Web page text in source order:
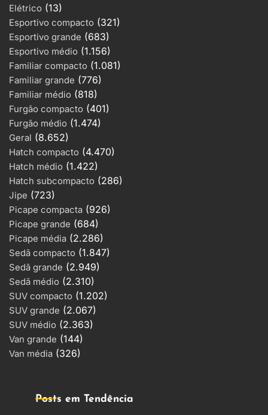
Elétrico (13)
Esportivo compacto (321)
Esportivo grande (683)
Esportivo médio (1.156)
Familiar compacto (1.081)
Familiar grande (776)
Familiar médio (818)
Furgão compacto (401)
Furgão médio (1.474)
Geral (8.652)
Hatch compacto (4.470)
Hatch médio (1.422)
Hatch subcompacto (286)
Jipe (723)
Picape compacta (926)
Picape grande (684)
Picape média (2.286)
Sedã compacto (1.847)
Sedã grande (2.949)
Sedã médio (2.310)
SUV compacto (1.202)
SUV grande (2.067)
SUV médio (2.363)
Van grande (144)
Van média (326)
Posts em Tendência